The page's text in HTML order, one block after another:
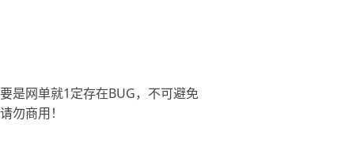
是网单就1定存在BUG，不可避免
勿商用！